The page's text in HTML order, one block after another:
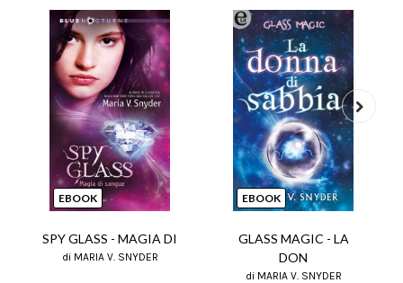
EBOOK
SPY GLASS - MAGIA DI
di MARIA V. SNYDER
EBOOK
GLASS MAGIC - LA
DON
di MARIA V. SNYDER
Next